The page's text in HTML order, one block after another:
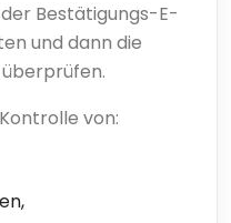
Bestätigungs-E-
und dann die
von: